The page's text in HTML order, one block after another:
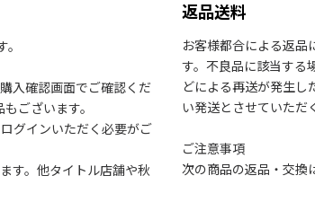
入確認画面でご確認くだ
ございます。
グインいただく必要がご
す。他タイトル店舗や秋
返品送料
お客様都合による返品
す。不良品に該当する
どによる再送が発生し
い発送とさせていただ
ご注意事項
次の商品の返品・交換